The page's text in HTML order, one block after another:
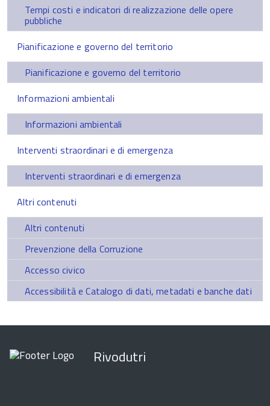
Tempi costi e indicatori di realizzazione delle opere
pubbliche
Pianificazione e governo del territorio
Pianificazione e governo del territorio
Informazioni ambientali
Informazioni ambientali
Interventi straordinari e di emergenza
Interventi straordinari e di emergenza
Altri contenuti
Altri contenuti
Prevenzione della Corruzione
Accesso civico
Accessibilità e Catalogo di dati, metadati e banche dati
Rivodutri